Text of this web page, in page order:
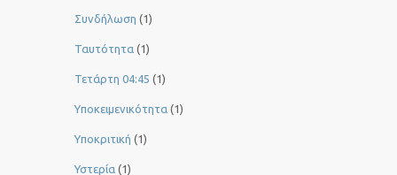
Συνδήλωση (1)
Ταυτότητα (1)
Τετάρτη 04:45 (1)
Υποκειμενικότητα (1)
Υποκριτική (1)
Υστερία (1)